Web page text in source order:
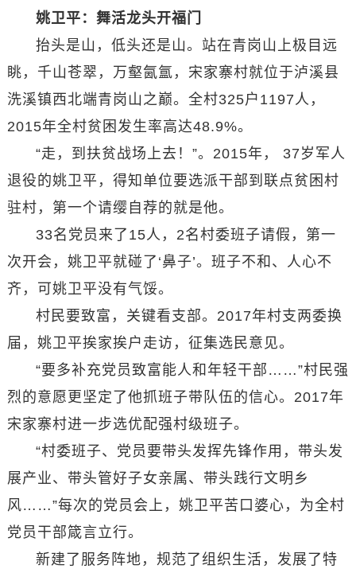
姚卫平：舞活龙头开福门
抬头是山，低头还是山。站在青岗山上极目远
眺，千山苍翠，万壑氤氲，宋家寨村就位于泸溪县
洗溪镇西北端青岗山之巅。全村325户1197人，
2015年全村贫困发生率高达48.9%。
“走，到扶贫战场上去！”。2015年， 37岁军人
退役的姚卫平，得知单位要选派干部到联点贫困村
驻村，第一个请缨自荐的就是他。
33名党员来了15人，2名村委班子请假，第一
次开会，姚卫平就碰了‘鼻子’。班子不和、人心不
齐，可姚卫平没有气馁。
村民要致富，关键看支部。2017年村支两委换
届，姚卫平挨家挨户走访，征集选民意见。
“要多补充党员致富能人和年轻干部……”村民强
烈的意愿更坚定了他抓班子带队伍的信心。2017年
宋家寨村进一步选优配强村级班子。
“村委班子、党员要带头发挥先锋作用，带头发
展产业、带头管好子女亲属、带头践行文明乡
风……”每次的党员会上，姚卫平苦口婆心，为全村
党员干部箴言立行。
新建了服务阵地，规范了组织生活，发展了特